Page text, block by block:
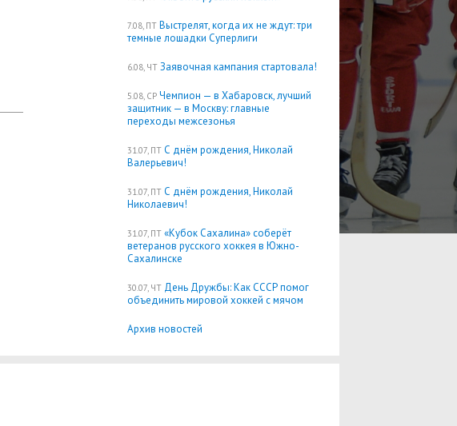
7.08, ПТ Выстрелят, когда их не ждут: три
темные лошадки Суперлиги
6.08, ЧТ Заявочная кампания стартовала!
5.08, СР Чемпион — в Хабаровск, лучший
защитник — в Москву: главные
переходы межсезонья
31.07, ПТ С днём рождения, Николай
Валерьевич!
31.07, ПТ С днём рождения, Николай
Николаевич!
31.07, ПТ «Кубок Сахалина» соберёт
ветеранов русского хоккея в Южно-
Сахалинске
30.07, ЧТ День Дружбы: Как СССР помог
объединить мировой хоккей с мячом
Архив новостей